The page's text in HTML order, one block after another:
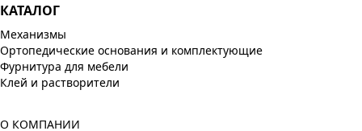
КАТАЛОГ
Механизмы
Ортопедические основания и комплектующие
Фурнитура для мебели
Клей и растворители
О КОМПАНИИ